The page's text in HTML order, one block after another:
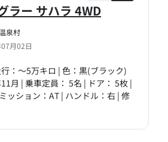
泉村
月02日
ラー サハラ 4WD
：～5万キロ | 色：黒(ブラック)
月 | 乗車定員： 5名 | ドア： 5枚 |
ッション：AT | ハンドル：右 | 修